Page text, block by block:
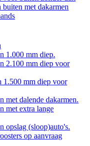
met dakarmen
1.000 mm diep.
2.100 mm diep voor
1.500 mm diep voor
met dalende dakarmen.
met extra lange
opslag (sloop)auto's.
op aanvraag